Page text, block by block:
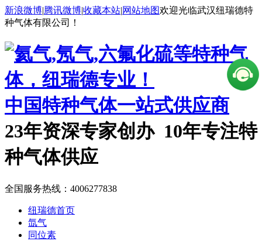
新浪微博|腾讯微博|收藏本站|网站地图欢迎光临武汉纽瑞德特
种气体有限公司！
中国特种气体一站式供应商
23年资深专家创办 10年专注特
种气体供应
全国服务热线： 4006277838
纽瑞德首页
氙气
同位素